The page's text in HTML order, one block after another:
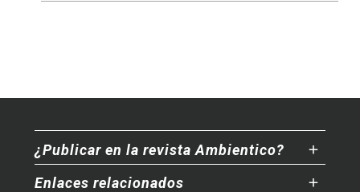
¿Publicar en la revista Ambientico?
Enlaces relacionados